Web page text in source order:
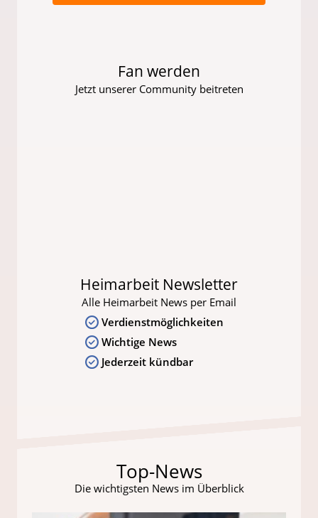
Fan werden
Jetzt unserer Community beitreten
Heimarbeit Newsletter
Alle Heimarbeit News per Email
Verdienstmöglichkeiten
Wichtige News
Jederzeit kündbar
Top-News
Die wichtigsten News im Überblick